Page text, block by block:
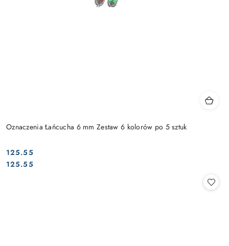
Oznaczenia Łańcucha 6 mm Zestaw 6 kolorów po 5 sztuk
Cena:
125.55
Cena:
125.55